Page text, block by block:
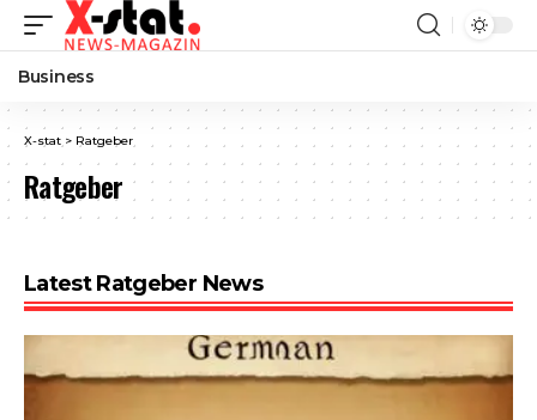
Business
X-stat > Ratgeber
Ratgeber
Latest Ratgeber News